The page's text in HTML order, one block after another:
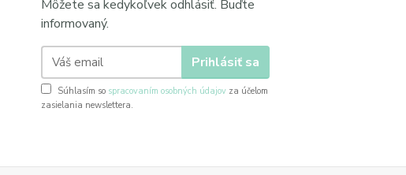
Môžete sa kedykoľvek odhlásiť. Buďte
informovaný.
Prihlásiť sa
Súhlasím so spracovaním osobných údajov za účelom
zasielania newslettera.